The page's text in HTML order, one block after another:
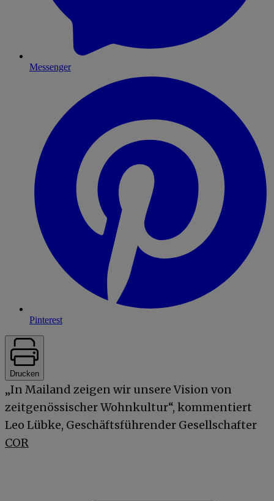
Messenger
Pinterest
Drucken
„In Mailand zeigen wir unsere Vision von
zeitgenössischer Wohnkultur“, kommentiert
Leo Lübke, Geschäftsführender Gesellschafter
COR